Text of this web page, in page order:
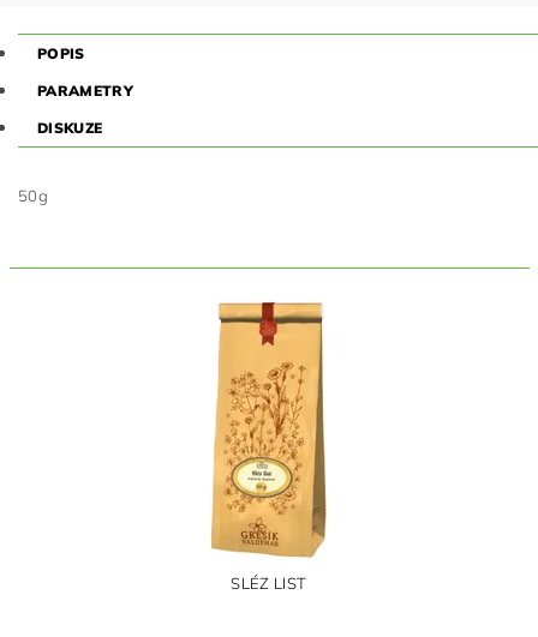
POPIS
PARAMETRY
DISKUZE
50g
SLÉZ LIST